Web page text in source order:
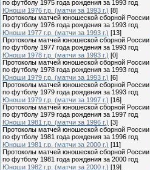
по футболу 1975 года рождения за 1993 год
Юноши 1976 г.р. (матчи за 1993 г.) [8]
Протоколы матчей юношеской сборной России
по футболу 1976 года рождения за 1993 год
Юноши 1977 г.р. (матчи за 1993 г.) [13]
Протоколы матчей юношеской сборной России
по футболу 1977 года рождения за 1993 год
Юноши 1978 г.р. (матчи за 1993 г.) [0]
Протоколы матчей юношеской сборной России
по футболу 1978 года рождения за 1993 год
Юноши 1979 г.р. (матчи за 1993 г.) [6]
Протоколы матчей юношеской сборной России
по футболу 1979 года рождения за 1993 год
Юноши 1979 г.р. (матчи за 1997 г.) [16]
Протоколы матчей юношеской сборной России
по футболу 1979 года рождения за 1997 год
Юноши 1981 г.р. (матчи за 1996 г.) [3]
Протоколы матчей юношеской сборной России
по футболу 1981 года рождения за 1996 год
Юноши 1981 г.р. (матчи за 2000 г.) [11]
Протоколы матчей юношеской сборной России
по футболу 1981 года рождения за 2000 год
Юноши 1982 г.р. (матчи за 2000 г.) [19]